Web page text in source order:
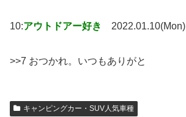
10:アウトドアー好き 2022.01.10(Mon)
>>7 おつかれ。いつもありがと
キャンピングカー・SUV人気車種